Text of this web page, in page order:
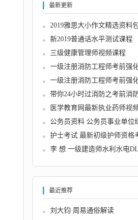
最新更新
2019雅思大小作文精选资料
新2019普通话水平测试课程
三级健康管理师视频课程
医学教育网最新执业药师视
最近推荐
刘大钧 周易通俗解读